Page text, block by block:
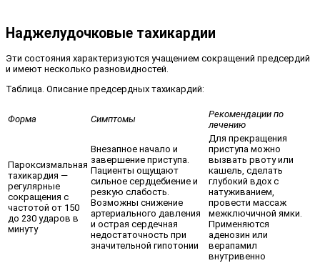
Наджелудочковые тахикардии
Эти состояния характеризуются учащением сокращений предсердий
и имеют несколько разновидностей.
Таблица. Описание предсердных тахикардий:
Форма Симптомы
Рекомендации по
лечению
Пароксизмальная
тахикардия —
регулярные
сокращения с
частотой от 150
до 230 ударов в
минуту
Внезапное начало и
завершение приступа.
Пациенты ощущают
сильное сердцебиение и
резкую слабость.
Возможны снижение
артериального давления
и острая сердечная
недостаточность при
значительной гипотонии
Для прекращения
приступа можно
вызвать рвоту или
кашель, сделать
глубокий вдох с
натуживанием,
провести массаж
межключичной ямки.
Применяются
аденозин или
верапамил
внутривенно